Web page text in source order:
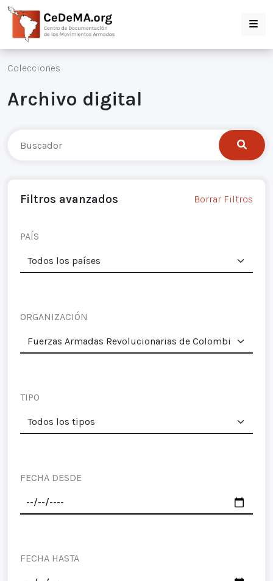
Colecciones
Archivo digital
Filtros avanzados Borrar Filtros
PAÍS
ORGANIZACIÓN
TIPO
FECHA DESDE
FECHA HASTA